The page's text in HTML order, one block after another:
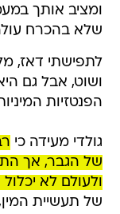
ומציב אותך
שלא בהכרח
לתפישתי דאז,
ושוט, אבל גם
הפנטזיות
גולדי מעידה כי
של הגבר, אך
ולעולם לא
של תעשיית